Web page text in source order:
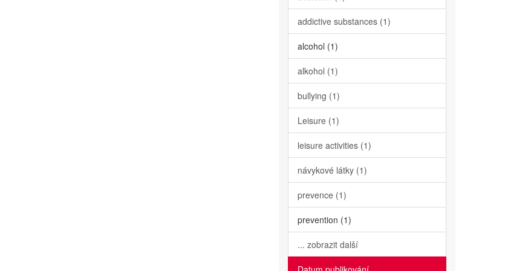
addictive substances (1)
alcohol (1)
alkohol (1)
bullying (1)
Leisure (1)
leisure activities (1)
návykové látky (1)
prevence (1)
prevention (1)
... zobrazit další